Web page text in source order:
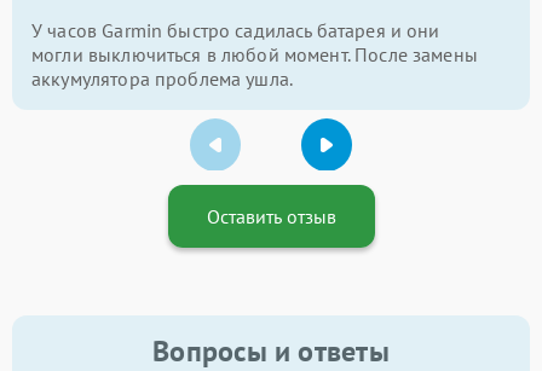
У часов Garmin быстро садилась батарея и они
могли выключиться в любой момент. После замены
аккумулятора проблема ушла.
Оставить отзыв
Вопросы и ответы